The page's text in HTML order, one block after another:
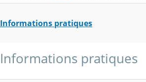
Informations pratiques
Informations pratiques